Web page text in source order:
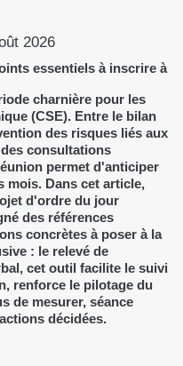
2026
essentiels à inscrire à
charnière pour les
(CSE). Entre le bilan
des risques liés aux
consultations
permet d'anticiper
mois. Dans cet article,
d'ordre du jour
des références
concrètes à poser à la
: le relevé de
cet outil facilite le suivi
renforce le pilotage du
de mesurer, séance
décidées.